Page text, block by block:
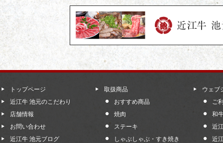
・公衆衛生の向上または児
要がある場合であって、ご
き
・人の生命、身体又は財産
６． 当店は、個人情報の保
員、従業員に遵守させると
＜個人情報の利用目的＞
当店は、個人情報を取り扱
で取り扱うものと致します
トップページ
近江牛 池元のこだわり
店舗情報
お問い合わせ
近江牛 池元ブログ
取扱商品
おすすめ商品
焼肉
ステーキ
しゃぶしゃぶ・すき焼き
ウェブ
ご
和
近
近